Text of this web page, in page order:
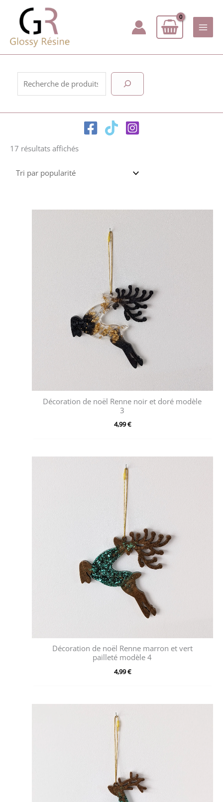
contenu
Rechercher
17 résultats affichésTrié
Décoration de noël Renne noir et doré modèle
3
4,99€
Décoration de noël Renne marron et vert
pailleté modèle 4
4,99€